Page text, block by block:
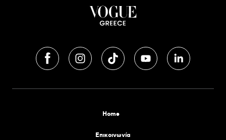
Home
Επικοινωνία